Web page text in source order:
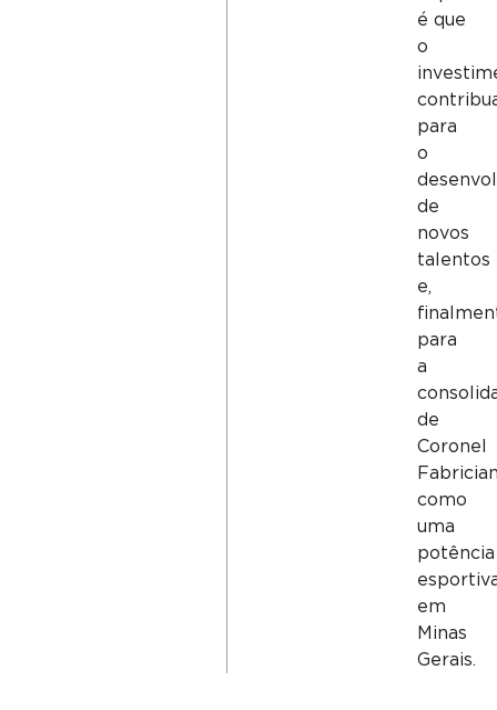
é que
o
para
o
de
novos
talentos
e,
para
a
de
Coronel
como
uma
potência
em
Minas
Gerais.